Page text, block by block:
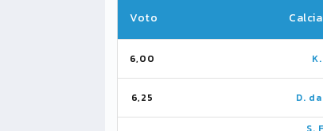
Voto
6,00
6,25 D.